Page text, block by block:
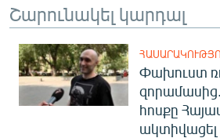
Շարունակել կարդալ
Փախուստ
զորամասից.
հոսքը
ակտիվացել